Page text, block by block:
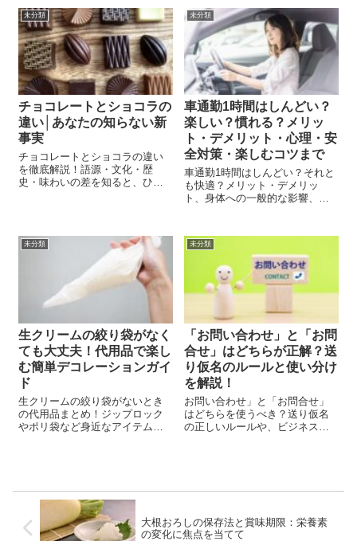
始まってしまうことがありま
す。 「お姉ちゃんのケーキのほ
うが大きい！」 「いつも弟ばっ
かりズルいよ...
候」この違いとはなんでしょう
か？ 知っているようで知りませ
んでした。 この...
未分類
チョコレートとショコラの
違い│あなたの知らない新
事実
チョコレートとショコラの違い
を徹底解説！語源・文化・歴
史・味わいの差を知ると、ひと
未分類
車通勤1時間はしんどい？
楽しい？慣れる？メリッ
ト・デメリット・心理・安
全対策・楽しむコツまで
車通勤1時間はしんどい？それと
も快適？メリット・デメリッ
ト、身体への一般的な影響、続
も楽にしたい方のための総合ガ
イドです。
未分類
生クリームの絞り袋がなく
ても大丈夫！代用品で楽し
む簡単デコレーションガイ
ド
生クリームの絞り袋がないとき
の代用品まとめ！ジップロック
やポリ袋など身近なアイテムで
未分類
「お問い合わせ」と「お問
合せ」はどちらが正解？送
り仮名のルールと使い分け
を解説！
お問い合わせ」と「お問合せ」
はどちらを使うべき？送り仮名
の正しいルールや、ビジネスメ
大根おろしの保存法と賞味期限：栄養素
の変化に焦点を当てて